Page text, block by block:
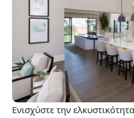
Ενισχύστε την